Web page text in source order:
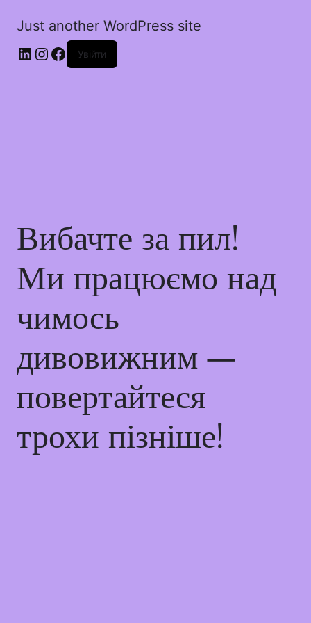
Just another WordPress site
Увійти
Вибачте за пил!
Ми працюємо над
чимось
дивовижним —
повертайтеся
трохи пізніше!